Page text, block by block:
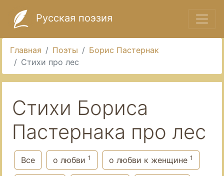
Русская поэзия
Главная Поэты
Борис Пастернак
Стихи про лес
Стихи Бориса
Пастернака про лес
Все о любви 1 о любви к женщине 1